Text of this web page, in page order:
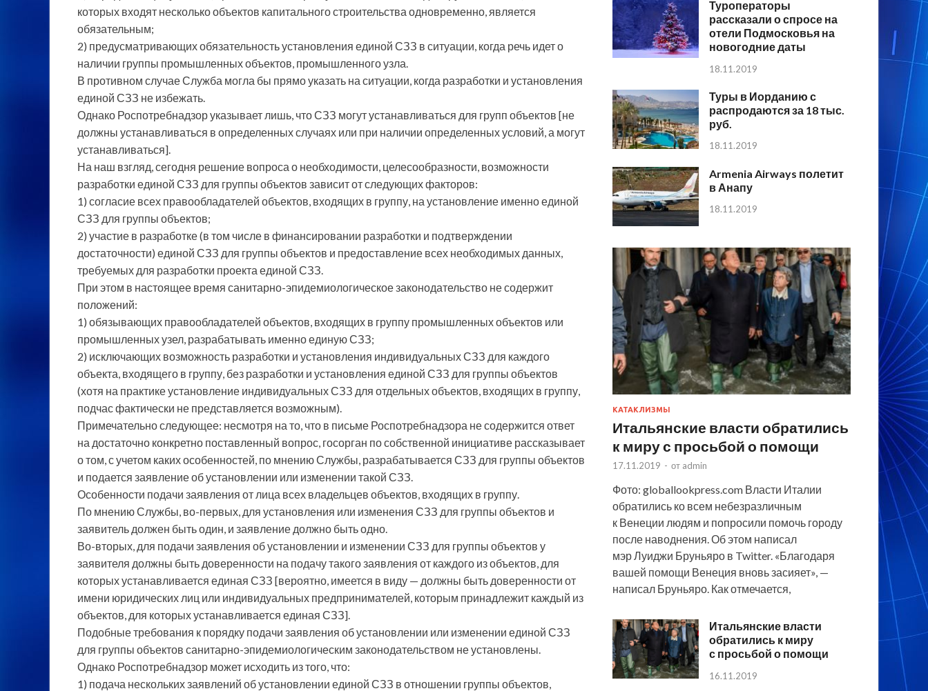
которых входят несколько объектов капитального строительства одновременно, является
обязательным;
2) предусматривающих обязательность установления единой СЗЗ в ситуации, когда речь идет о
наличии группы промышленных объектов, промышленного узла.
В противном случае Служба могла бы прямо указать на ситуации, когда разработки и установления
единой СЗЗ не избежать.
Однако Роспотребнадзор указывает лишь, что СЗЗ могут устанавливаться для групп объектов [не
должны устанавливаться в определенных случаях или при наличии определенных условий, а могут
устанавливаться].
На наш взгляд, сегодня решение вопроса о необходимости, целесообразности, возможности
разработки единой СЗЗ для группы объектов зависит от следующих факторов:
1) согласие всех правообладателей объектов, входящих в группу, на установление именно единой
СЗЗ для группы объектов;
2) участие в разработке (в том числе в финансировании разработки и подтверждении
достаточности) единой СЗЗ для группы объектов и предоставление всех необходимых данных,
требуемых для разработки проекта единой СЗЗ.
При этом в настоящее время санитарно-эпидемиологическое законодательство не содержит
положений:
1) обязывающих правообладателей объектов, входящих в группу промышленных объектов или
промышленных узел, разрабатывать именно единую СЗЗ;
2) исключающих возможность разработки и установления индивидуальных СЗЗ для каждого
объекта, входящего в группу, без разработки и установления единой СЗЗ для группы объектов
(хотя на практике установление индивидуальных СЗЗ для отдельных объектов, входящих в группу,
подчас фактически не представляется возможным).
Примечательно следующее: несмотря на то, что в письме Роспотребнадзора не содержится ответ
на достаточно конкретно поставленный вопрос, госорган по собственной инициативе рассказывает
о том, с учетом каких особенностей, по мнению Службы, разрабатывается СЗЗ для группы объектов
и подается заявление об установлении или изменении такой СЗЗ.
Особенности подачи заявления от лица всех владельцев объектов, входящих в группу.
По мнению Службы, во-первых, для установления или изменения СЗЗ для группы объектов и
заявитель должен быть один, и заявление должно быть одно.
Во-вторых, для подачи заявления об установлении и изменении СЗЗ для группы объектов у
заявителя должны быть доверенности на подачу такого заявления от каждого из объектов, для
которых устанавливается единая СЗЗ [вероятно, имеется в виду — должны быть доверенности от
имени юридических лиц или индивидуальных предпринимателей, которым принадлежит каждый из
объектов, для которых устанавливается единая СЗЗ].
Подобные требования к порядку подачи заявления об установлении или изменении единой СЗЗ
для группы объектов санитарно-эпидемиологическим законодательством не установлены.
Однако Роспотребнадзор может исходить из того, что:
1) подача нескольких заявлений об установлении единой СЗЗ в отношении группы объектов,
Туроператоры
рассказали о спросе на
отели Подмосковья на
новогодние даты
18.11.2019
Туры в Иорданию с
распродаются за 18 тыс.
руб.
18.11.2019
Armenia Airways полетит
в Анапу
18.11.2019
КАТАКЛИЗМЫ
Итальянские власти обратились
к миру с просьбой о помощи
17.11.2019 - от admin
Фото: globallookpress.com Власти Италии
обратились ко всем небезразличным
к Венеции людям и попросили помочь городу
после наводнения. Об этом написал
мэр Луиджи Бруньяро в Twitter. «Благодаря
вашей помощи Венеция вновь засияет», —
написал Бруньяро. Как отмечается,
Итальянские власти
обратились к миру
с просьбой о помощи
16.11.2019